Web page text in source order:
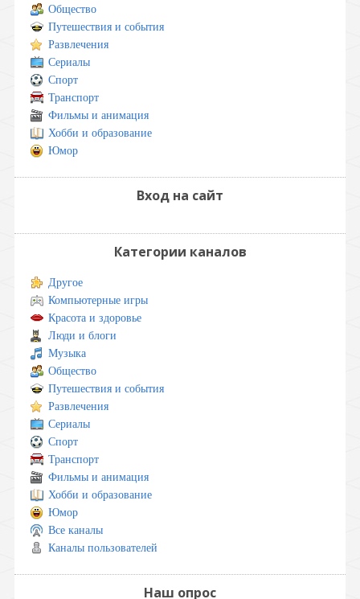
Общество
Путешествия и события
Развлечения
Сериалы
Спорт
Транспорт
Фильмы и анимация
Хобби и образование
Юмор
Вход на сайт
Категории каналов
Другое
Компьютерные игры
Красота и здоровье
Люди и блоги
Музыка
Общество
Путешествия и события
Развлечения
Сериалы
Спорт
Транспорт
Фильмы и анимация
Хобби и образование
Юмор
Все каналы
Каналы пользователей
Наш опрос